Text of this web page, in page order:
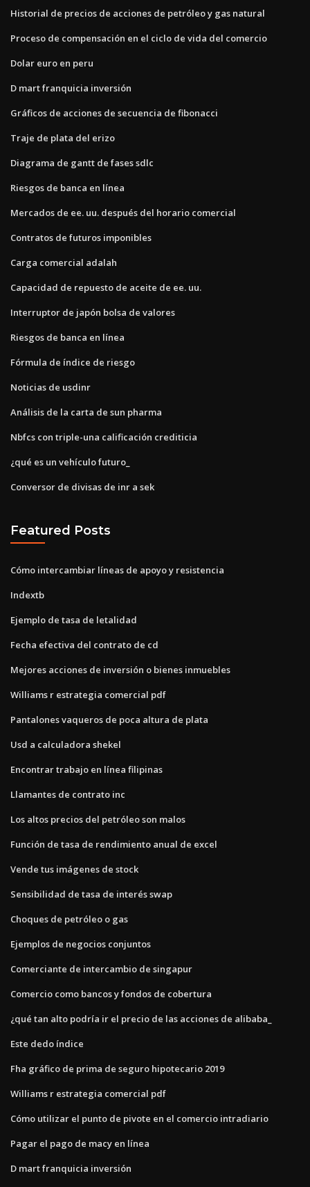
Historial de precios de acciones de petróleo y gas natural
Proceso de compensación en el ciclo de vida del comercio
Dolar euro en peru
D mart franquicia inversión
Gráficos de acciones de secuencia de fibonacci
Traje de plata del erizo
Diagrama de gantt de fases sdlc
Riesgos de banca en línea
Mercados de ee. uu. después del horario comercial
Contratos de futuros imponibles
Carga comercial adalah
Capacidad de repuesto de aceite de ee. uu.
Interruptor de japón bolsa de valores
Riesgos de banca en línea
Fórmula de índice de riesgo
Noticias de usdinr
Análisis de la carta de sun pharma
Nbfcs con triple-una calificación crediticia
¿qué es un vehículo futuro_
Conversor de divisas de inr a sek
Featured Posts
Cómo intercambiar líneas de apoyo y resistencia
Indextb
Ejemplo de tasa de letalidad
Fecha efectiva del contrato de cd
Mejores acciones de inversión o bienes inmuebles
Williams r estrategia comercial pdf
Pantalones vaqueros de poca altura de plata
Usd a calculadora shekel
Encontrar trabajo en línea filipinas
Llamantes de contrato inc
Los altos precios del petróleo son malos
Función de tasa de rendimiento anual de excel
Vende tus imágenes de stock
Sensibilidad de tasa de interés swap
Choques de petróleo o gas
Ejemplos de negocios conjuntos
Comerciante de intercambio de singapur
Comercio como bancos y fondos de cobertura
¿qué tan alto podría ir el precio de las acciones de alibaba_
Este dedo índice
Fha gráfico de prima de seguro hipotecario 2019
Williams r estrategia comercial pdf
Cómo utilizar el punto de pivote en el comercio intradiario
Pagar el pago de macy en línea
D mart franquicia inversión